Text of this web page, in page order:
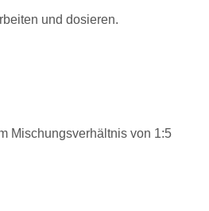
und dosieren.
Mischungsverhältnis von 1:5